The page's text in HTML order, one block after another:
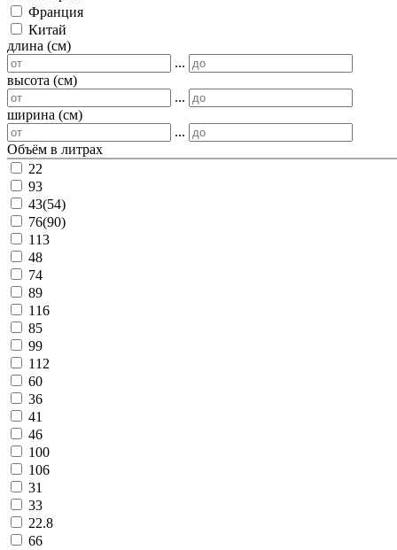
Франция
Китай
длина (см)
...
высота (см)
...
ширина (см)
...
Объём в литрах
22
93
43(54)
76(90)
113
48
74
89
116
85
99
112
60
36
41
46
100
106
31
33
22.8
66